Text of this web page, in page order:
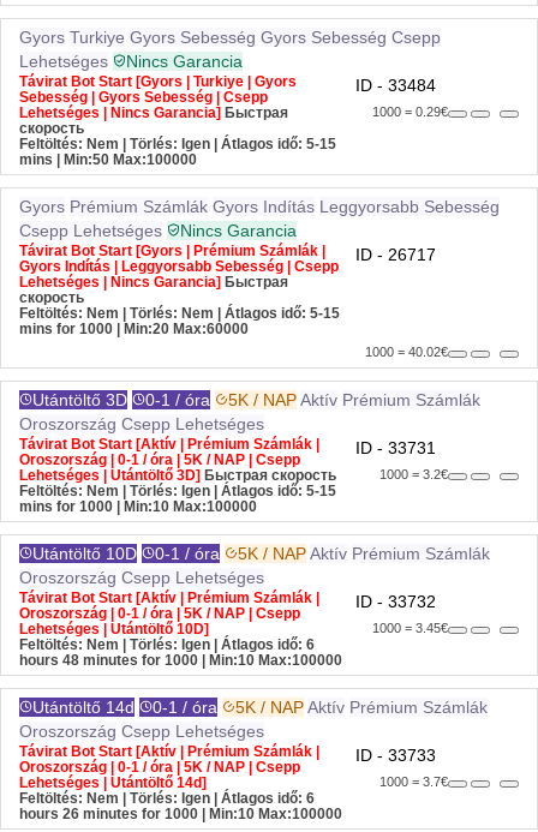
Gyors Turkiye Gyors Sebesség Gyors Sebesség Csepp
Lehetséges
Nincs Garancia
Távirat Bot Start [Gyors | Turkiye | Gyors
Sebesség | Gyors Sebesség | Csepp
Lehetséges | Nincs Garancia] Быстрая
скорость
Feltöltés: Nem | Törlés: Igen | Átlagos idő: 5-15
mins
| Min:50 Max:100000
ID - 33484
1000 = 0.29€
Gyors Prémium Számlák Gyors Indítás Leggyorsabb Sebesség
Csepp Lehetséges
Nincs Garancia
Távirat Bot Start [Gyors | Prémium Számlák |
Gyors Indítás | Leggyorsabb Sebesség | Csepp
Lehetséges | Nincs Garancia] Быстрая
скорость
Feltöltés: Nem | Törlés: Nem | Átlagos idő: 5-15
mins for 1000
| Min:20 Max:60000
ID - 26717
1000 = 40.02€
Utántöltő 3D 0-1 / óra 5K / NAPAktív Prémium Számlák
Oroszország Csepp Lehetséges
Távirat Bot Start [Aktív | Prémium Számlák |
Oroszország | 0-1 / óra | 5K / NAP | Csepp
Lehetséges | Utántöltő 3D] Быстрая скорость
Feltöltés: Nem | Törlés: Igen | Átlagos idő: 5-15
mins for 1000
| Min:10 Max:100000
ID - 33731
1000 = 3.2€
Utántöltő 10D 0-1 / óra 5K / NAPAktív Prémium Számlák
Oroszország Csepp Lehetséges
Távirat Bot Start [Aktív | Prémium Számlák |
Oroszország | 0-1 / óra | 5K / NAP | Csepp
Lehetséges | Utántöltő 10D]
Feltöltés: Nem | Törlés: Igen | Átlagos idő: 6
hours 48 minutes for 1000
| Min:10 Max:100000
ID - 33732
1000 = 3.45€
Utántöltő 14d 0-1 / óra 5K / NAPAktív Prémium Számlák
Oroszország Csepp Lehetséges
Távirat Bot Start [Aktív | Prémium Számlák |
Oroszország | 0-1 / óra | 5K / NAP | Csepp
Lehetséges | Utántöltő 14d]
Feltöltés: Nem | Törlés: Igen | Átlagos idő: 6
hours 26 minutes for 1000
| Min:10 Max:100000
ID - 33733
1000 = 3.7€